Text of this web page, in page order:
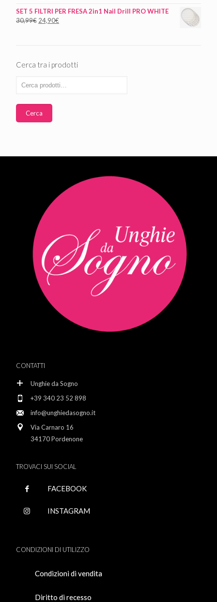
SET 5 FILTRI PER FRESA 2in1 Nail Drill PRO WHITE
30,99€ 24,90€
Cerca tra i prodotti
Cerca
CONTATTI
Unghie da Sogno
+39 340 23 52 898
info@unghiedasogno.it
Via Carnaro 16
34170 Pordenone
TROVACI SUI SOCIAL
FACEBOOK
INSTAGRAM
CONDIZIONI DI UTILIZZO
Condizioni di vendita
Diritto di recesso